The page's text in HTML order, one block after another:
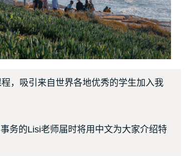
，吸引来自世界各地优秀的学生加入我
务的Lisi老师届时将用中文为大家介绍特